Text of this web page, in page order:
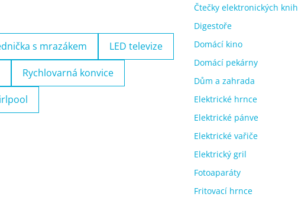
s mrazákem LED televize
Rychlovarná konvice
Čtečky elektronických knih
Digestoře
Domácí kino
Domácí pekárny
Dům a zahrada
Elektrické hrnce
Elektrické pánve
Elektrické vařiče
Elektrický gril
Fotoaparáty
Fritovací hrnce